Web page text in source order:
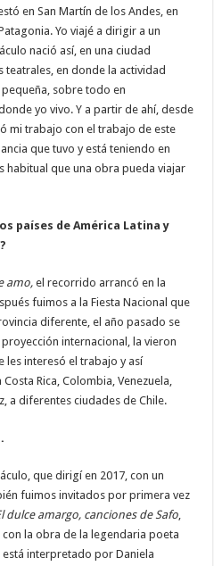
en San Martín de los Andes, en
Yo viajé a dirigir a un
nació así, en una ciudad
teatrales, en donde la actividad
sobre todo en
yo vivo. Y a partir de ahí, desde
mi trabajo con el trabajo de este
que tuvo y está teniendo en
habitual que una obra pueda viajar
países de América Latina y
amo, el recorrido arrancó en la
fuimos a la Fiesta Nacional que
diferente, el año pasado se
internacional, la vieron
les interesó el trabajo y así
Rica, Colombia, Venezuela,
a diferentes ciudades de Chile.
que dirigí en 2017, con un
fuimos invitados por primera vez
dulce amargo, canciones de Safo
la obra de la legendaria poeta
está interpretado por Daniela